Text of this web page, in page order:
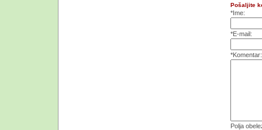
Pošaljite
*Ime:
*E-mail:
*Komentar:
Polja